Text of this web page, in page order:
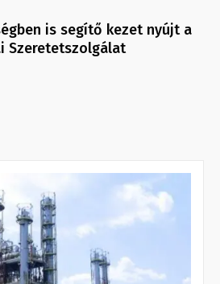
is segítő kezet nyújt a
Szeretetszolgálat